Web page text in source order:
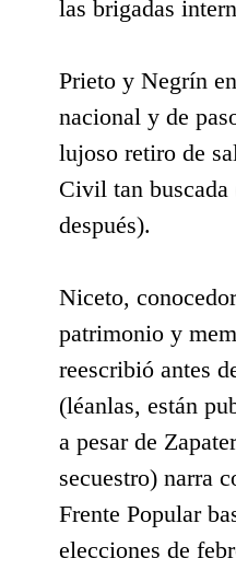
las brigadas
Prieto y Negrín
nacional y de
lujoso retiro de
Civil tan
después).
Niceto,
patrimonio y
reescribió antes
(léanlas, están
a pesar de
secuestro) narra
Frente Popular
elecciones de